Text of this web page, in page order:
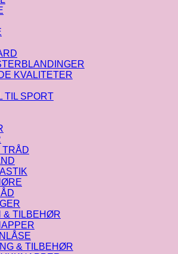
KVALITETER
TIL SPORT
TRÅD
& TILBEHØR
& TILBEHØR